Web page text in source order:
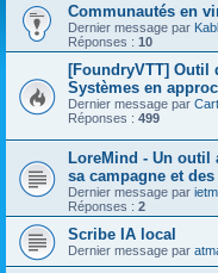
Communautés en
Dernier message par
Réponses : 10
[FoundryVTT] Outil
Systèmes en
Dernier message par
Réponses : 499
LoreMind - Un outil
sa campagne et
Dernier message par
Réponses : 2
Scribe IA local
Dernier message par